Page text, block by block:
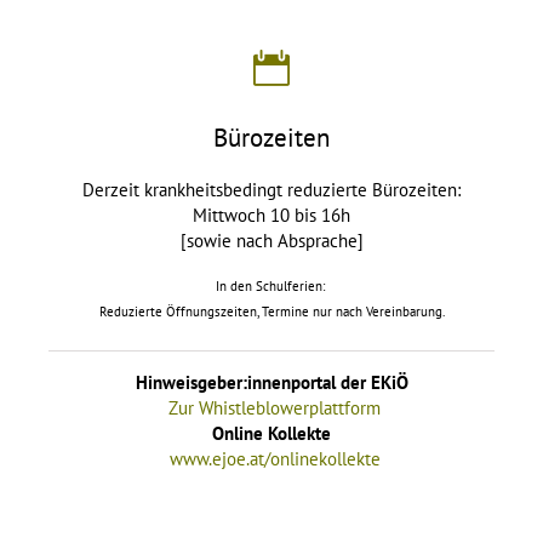
Bürozeiten
Derzeit krankheitsbedingt reduzierte Bürozeiten:
Mittwoch 10 bis 16h
[sowie nach Absprache]
In den Schulferien:
Reduzierte Öffnungszeiten, Termine nur nach Vereinbarung.
Hinweisgeber:innenportal der EKiÖ
Zur Whistleblowerplattform
Online Kollekte
www.ejoe.at/onlinekollekte